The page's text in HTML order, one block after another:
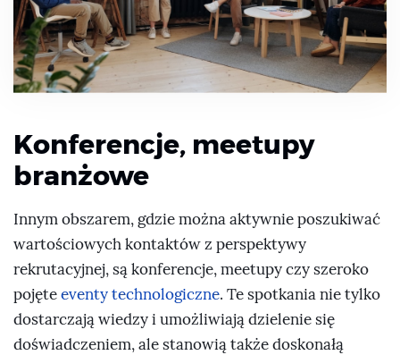
Konferencje, meetupy
branżowe
Innym obszarem, gdzie można aktywnie poszukiwać
wartościowych kontaktów z perspektywy
rekrutacyjnej, są konferencje, meetupy czy szeroko
pojęteeventy technologiczne. Te spotkania nie tylko
dostarczają wiedzy i umożliwiają dzielenie się
doświadczeniem, ale stanowią także doskonałą